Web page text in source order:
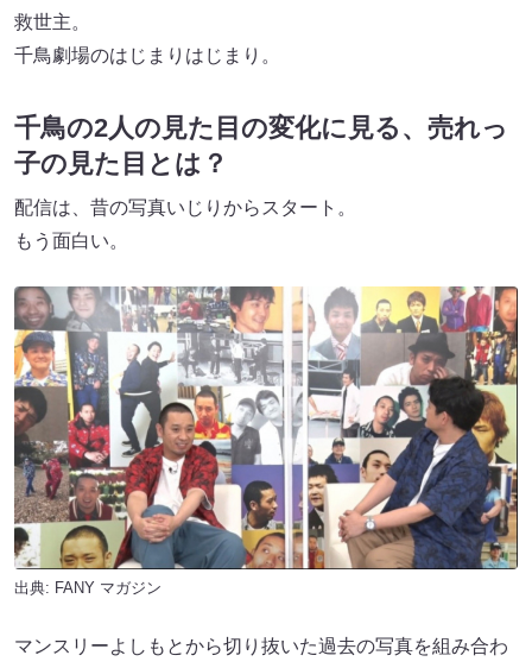
救世主。
千鳥劇場のはじまりはじまり。
千鳥の2人の見た目の変化に見る、売れっ
子の見た目とは？
配信は、昔の写真いじりからスタート。
もう面白い。
出典: FANY マガジン
マンスリーよしもとから切り抜いた過去の写真を組み合わ